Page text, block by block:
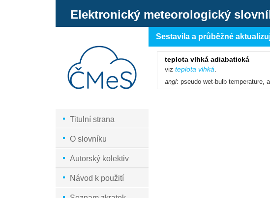
Elektronický meteorologický
Titulní strana
O slovníku
Autorský kolektiv
Návod k použití
Sestavila a průběžné
teplota vlhká adiabatická
viz teplota vlhká
angl: pseudo wet-bulb temperature,